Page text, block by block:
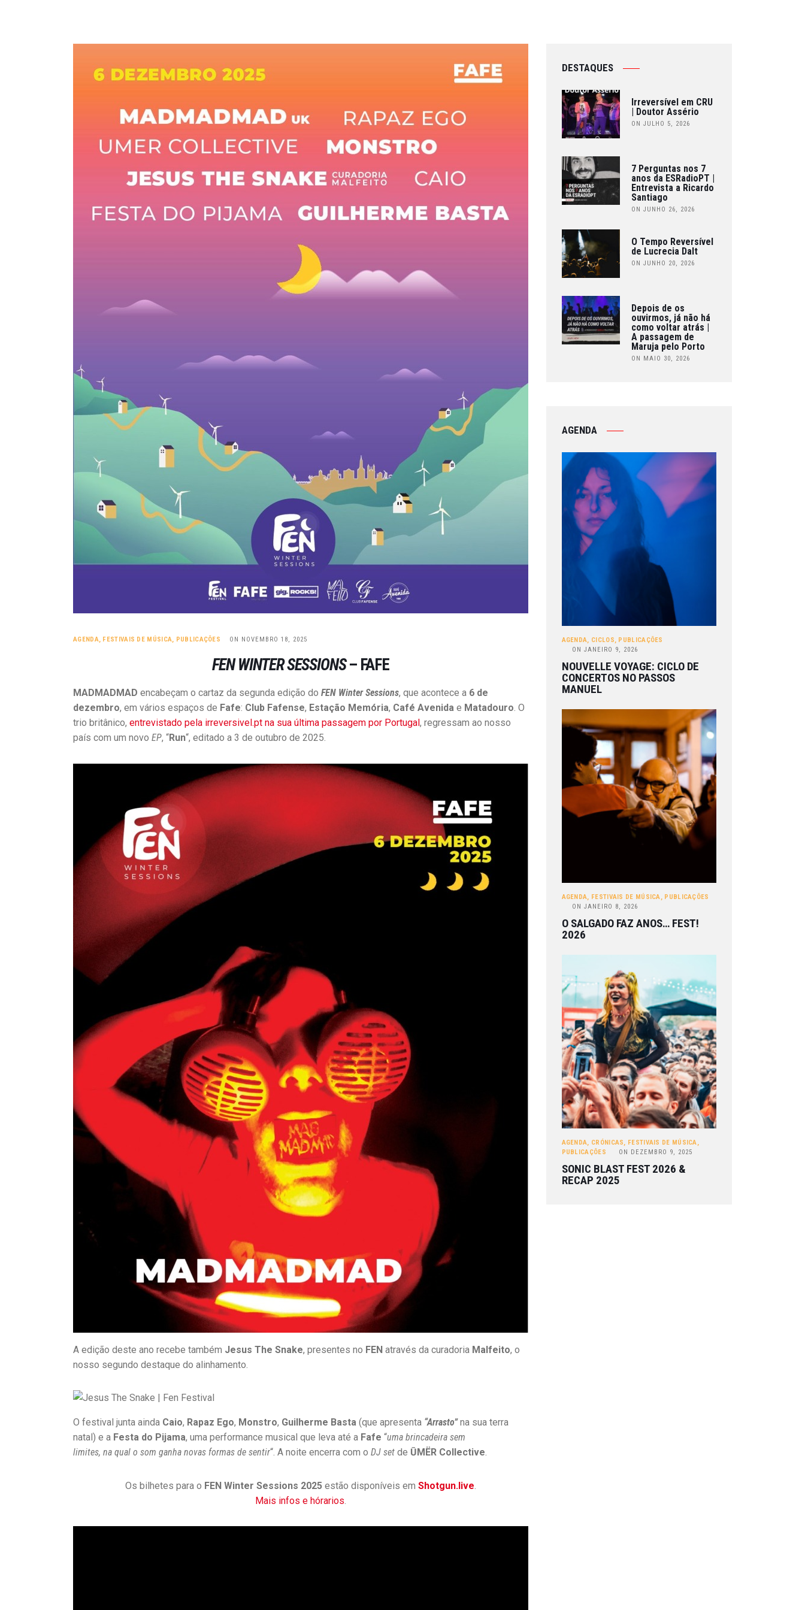
AGENDA, FESTIVAIS DE MÚSICA, PUBLICAÇÕES ON NOVEMBRO 18, 2025
FEN WINTER SESSIONS– FAFE
MADMADMAD encabeçam o cartaz da segunda edição do FEN Winter Sessions, que acontece a 6 de
dezembro, em vários espaços de Fafe: Club Fafense, Estação Memória, Café Avenida e Matadouro. O
trio britânico, entrevistado pela irreversivel.pt na sua última passagem por Portugal , regressam ao nosso
país com um novo EP, “Run“, editado a 3 de outubro de 2025.
A edição deste ano recebe também Jesus The Snake, presentes no FEN através da curadoria Malfeito, o
nosso segundo destaque do alinhamento.
O festival junta ainda Caio, Rapaz Ego, Monstro, Guilherme Basta (que apresenta “Arrasto”na sua terra
natal) e a Festa do Pijama, uma performance musical que leva até a Fafe “uma brincadeira sem
limites, na qual o som ganha novas formas de sentir“. A noite encerra com o DJ set de ŪMËR Collective.
Os bilhetes para o FEN Winter Sessions 2025 estão disponíveis em Shotgun.live
Mais infos e hórarios
L
C
A
Ç
S
Q
U
E
S
A
B
M
A
P
A
P
I
S
D
E
M
Ú
S
–
A
(
E
S
)
E
P
O
I
A
F
A
DESTAQUES
Irreversível em CRU
| Doutor Assério
ON JULHO 5, 2026
7 Perguntas nos 7
anos da ESRadioPT |
Entrevista a Ricardo
Santiago
ON JUNHO 26, 2026
O Tempo Reversível
de Lucrecia Dalt
ON JUNHO 20, 2026
Depois de os
ouvirmos, já não há
como voltar atrás |
A passagem de
Maruja pelo Porto
ON MAIO 30, 2026
AGENDA
AGENDA, CICLOS, PUBLICAÇÕES
ON JANEIRO 9, 2026
NOUVELLE VOYAGE: CICLO DE
CONCERTOS NO PASSOS
MANUEL
AGENDA, FESTIVAIS DE MÚSICA, PUBLICAÇÕES
ON JANEIRO 8, 2026
O SALGADO FAZ ANOS… FEST!
2026
AGENDA, CRÓNICAS, FESTIVAIS DE MÚSICA,
PUBLICAÇÕES
ON DEZEMBRO 9, 2025
SONIC BLAST FEST 2026 &
RECAP 2025